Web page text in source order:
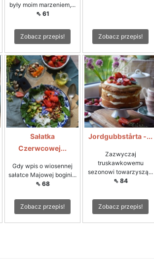
były moim marzeniem,...
⇖ 61
Zobacz przepis! Zobacz przepis!
Sałatka
Czerwcowej...
Gdy wpis o wiosennej
sałatce Majowej bogini...
⇖ 68
Zobacz przepis!
Jordgubbstårta -...
Zazwyczaj
truskawkowemu
sezonowi towarzyszą...
⇖ 84
Zobacz przepis!